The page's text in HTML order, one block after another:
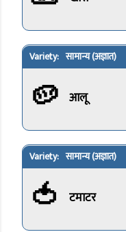
सामान्य (अज्ञात)
🥔 आलू
सामान्य (अज्ञात)
🍅 टमाटर